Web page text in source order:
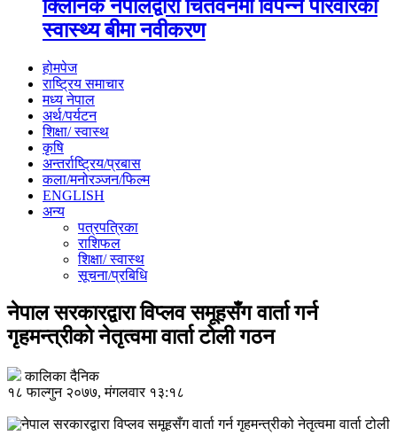
क्लिनिक नेपालद्वारा चितवनमा विपन्न परिवारको
स्वास्थ्य बीमा नवीकरण
होमपेज
राष्ट्रिय समाचार
मध्य नेपाल
अर्थ/पर्यटन
शिक्षा/ स्वास्थ
कृषि
अन्तर्राष्ट्रिय/प्रबास
कला/मनोरञ्जन/फिल्म
ENGLISH
अन्य
पत्रपत्रिका
राशिफल
शिक्षा/ स्वास्थ
सूचना/प्रबिधि
नेपाल सरकारद्वारा विप्लव समूहसँग वार्ता गर्न
गृहमन्त्रीको नेतृत्वमा वार्ता टोली गठन
कालिका दैनिक
१८ फाल्गुन २०७७, मंगलवार १३:१८